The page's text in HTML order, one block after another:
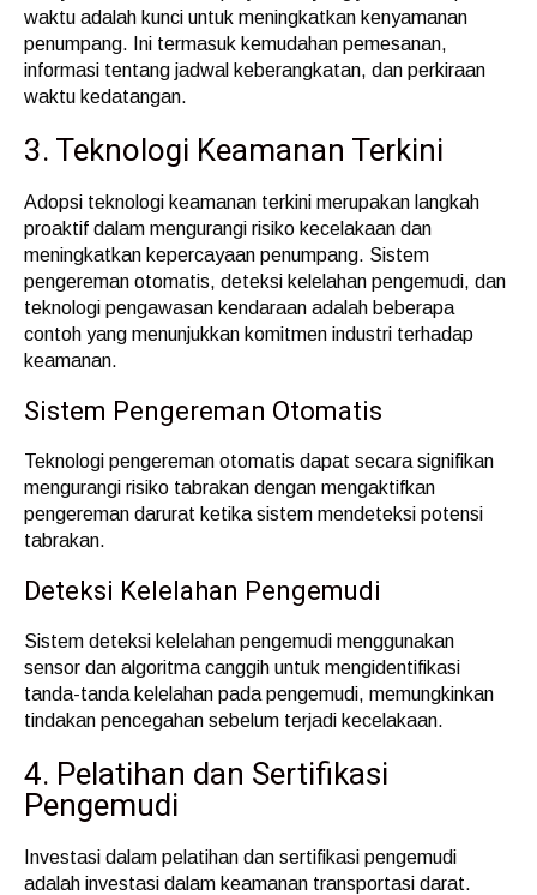
waktu adalah kunci untuk meningkatkan kenyamanan
penumpang. Ini termasuk kemudahan pemesanan,
informasi tentang jadwal keberangkatan, dan perkiraan
waktu kedatangan.
3. Teknologi Keamanan Terkini
Adopsi teknologi keamanan terkini merupakan langkah
proaktif dalam mengurangi risiko kecelakaan dan
meningkatkan kepercayaan penumpang. Sistem
pengereman otomatis, deteksi kelelahan pengemudi, dan
teknologi pengawasan kendaraan adalah beberapa
contoh yang menunjukkan komitmen industri terhadap
keamanan.
Sistem Pengereman Otomatis
Teknologi pengereman otomatis dapat secara signifikan
mengurangi risiko tabrakan dengan mengaktifkan
pengereman darurat ketika sistem mendeteksi potensi
tabrakan.
Deteksi Kelelahan Pengemudi
Sistem deteksi kelelahan pengemudi menggunakan
sensor dan algoritma canggih untuk mengidentifikasi
tanda-tanda kelelahan pada pengemudi, memungkinkan
tindakan pencegahan sebelum terjadi kecelakaan.
4. Pelatihan dan Sertifikasi
Pengemudi
Investasi dalam pelatihan dan sertifikasi pengemudi
adalah investasi dalam keamanan transportasi darat.